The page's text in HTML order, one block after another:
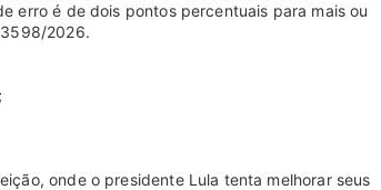
erro é de dois pontos percentuais para mais ou
2026.
onde o presidente Lula tenta melhorar seus